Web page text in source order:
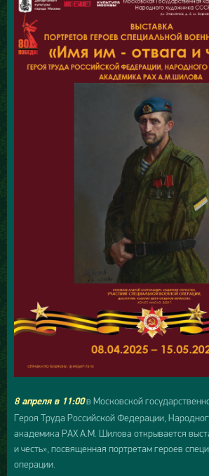
8 апреля в 11:00в Московской
Героя Труда Российской Федерации,
академика РАХ А.М. Шилова открывается
и честь», посвященная портретам героев
операции.